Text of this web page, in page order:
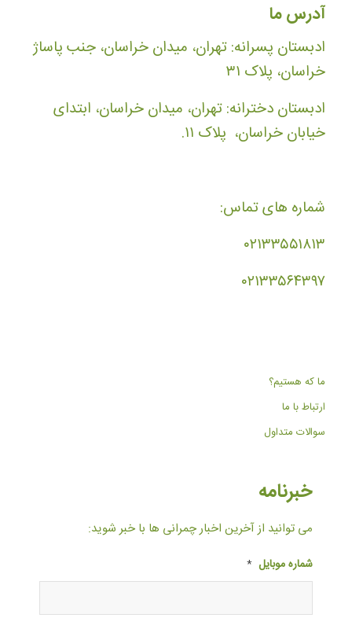
آدرس ما
ادبستان پسرانه: تهران، میدان خراسان، جنب پاساژ
خراسان، پلاک ۳۱
ادبستان دخترانه: تهران، میدان خراسان، ابتدای
خیابان خراسان، پلاک ۱۱.
شماره های تماس:
۰۲۱۳۳۵۵۱۸۱۳
۰۲۱۳۳۵۶۴۳۹۷
ما که هستیم؟
ارتباط با ما
سوالات متداول
خبرنامه
می توانید از آخرین اخبار چمرانی ها با خبر شوید:
شماره موبایل *